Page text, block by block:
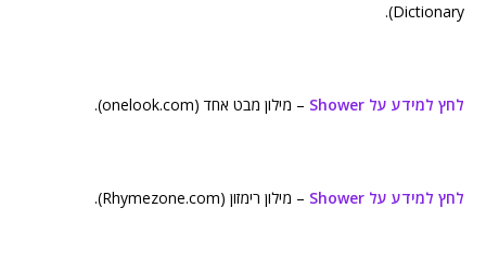
Dictionary).
לחץ למידע על Shower – מילון מבט אחד (onelook.com).
לחץ למידע על Shower – מילון רימזון (Rhymezone.com).